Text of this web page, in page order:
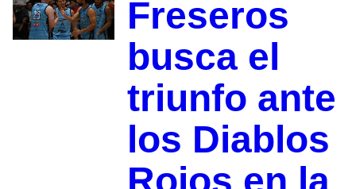
Freseros
busca el
triunfo ante
los Diablos
Rojos en la